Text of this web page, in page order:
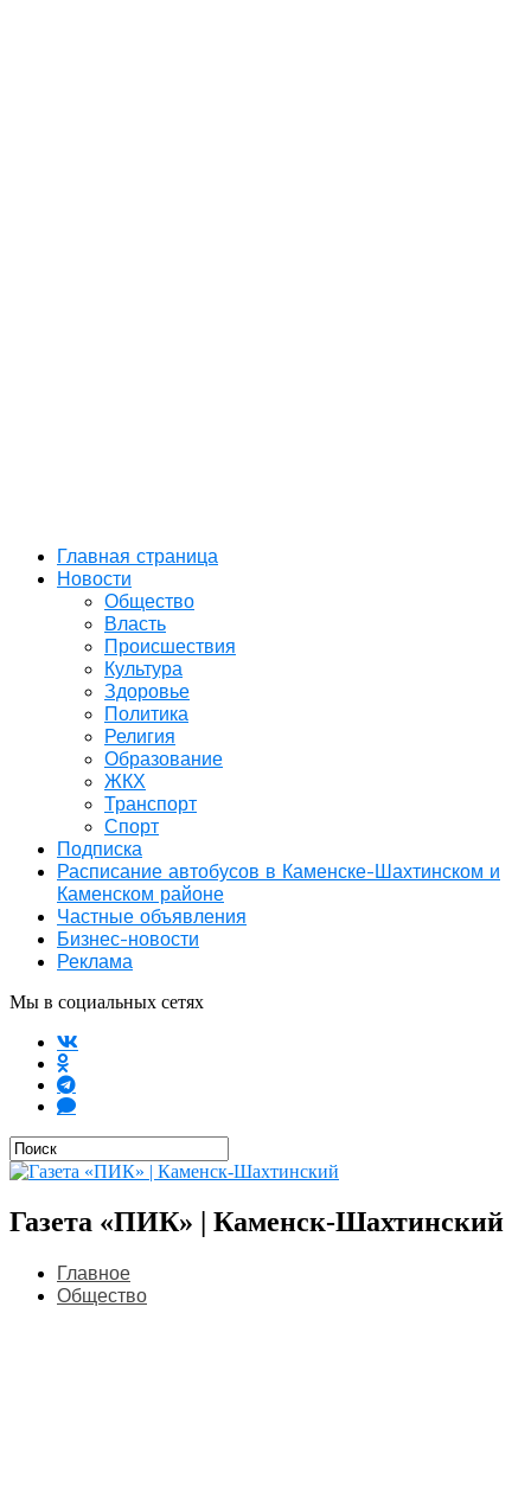
Главная страница
Новости
Общество
Власть
Происшествия
Культура
Здоровье
Политика
Религия
Образование
ЖКХ
Транспорт
Спорт
Подписка
Расписание автобусов в Каменске-Шахтинском и
Каменском районе
Частные объявления
Бизнес-новости
Реклама
Мы в социальных сетях
Газета «ПИК» | Каменск-Шахтинский
Главное
Общество